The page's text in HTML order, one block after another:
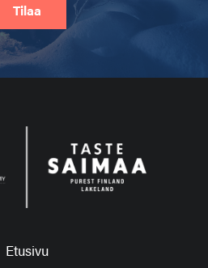
Tilaa
Etusivu